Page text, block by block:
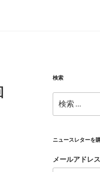
検索
索:
ニュースレターを
メールアドレス